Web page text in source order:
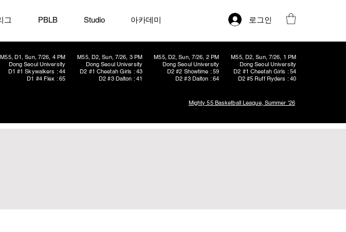
그 PBLB Studio 아카데미 로그인
M55, D1, Sun, 7/26, 4 PM
Dong Seoul University
D1 #1 Skywalkers : 44
D1 #4 Flex : 65
M55, D2, Sun, 7/26, 2 PM
Dong Seoul University
D2 #2 Showtime : 59
D2 #3 Dalton : 64
M55, D2, Sun, 7/26, 3 PM
Dong Seoul University
D2 #1 Cheetah Girls : 43
D2 #3 Dalton : 41
M55, D2, Sun, 7/26, 1 PM
Dong Seoul University
D2 #1 Cheetah Girls : 54
D2 #5 Ruff Ryders : 40
Mighty 55 Basketball League, Summer '26